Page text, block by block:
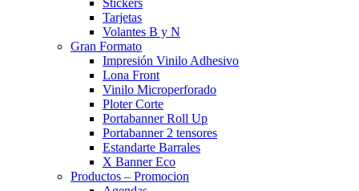
Stickers
Tarjetas
Volantes B y N
Gran Formato
Impresión Vinilo Adhesivo
Lona Front
Vinilo Microperforado
Ploter Corte
Portabanner Roll Up
Portabanner 2 tensores
Estandarte Barrales
X Banner Eco
Productos – Promocion